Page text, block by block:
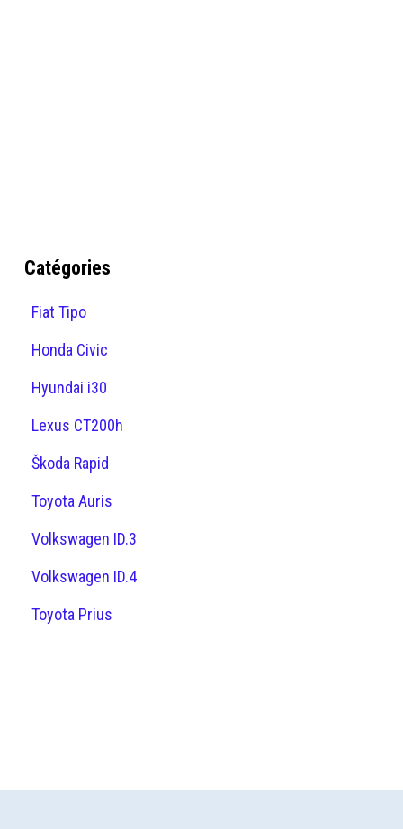
Catégories
Fiat Tipo
Honda Civic
Hyundai i30
Lexus CT200h
Škoda Rapid
Toyota Auris
Volkswagen ID.3
Volkswagen ID.4
Toyota Prius